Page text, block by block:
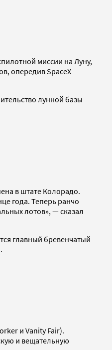
миссии на Луну,
опередив SpaceX
лунной базы
в штате Колорадо.
года. Теперь ранчо
лотов», — сказал
главный бревенчатый
и Vanity Fair).
и вещательную